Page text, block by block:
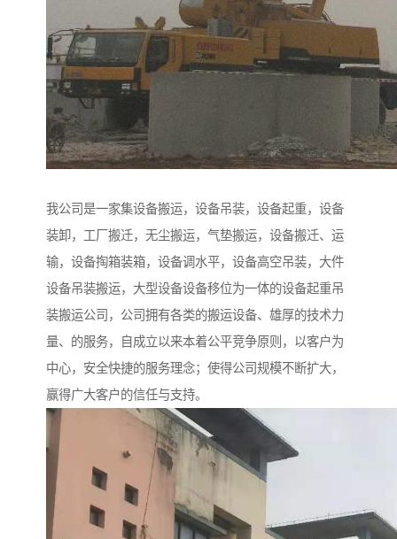
我公司是一家集设备搬运，设备吊装，设备起重，设备
装卸，工厂搬迁，无尘搬运，气垫搬运，设备搬迁、运
输，设备掏箱装箱，设备调水平，设备高空吊装，大件
设备吊装搬运，大型设备设备移位为一体的设备起重吊
装搬运公司，公司拥有各类的搬运设备、雄厚的技术力
量、的服务，自成立以来本着公平竞争原则，以客户为
中心，安全快捷的服务理念；使得公司规模不断扩大，
赢得广大客户的信任与支持。